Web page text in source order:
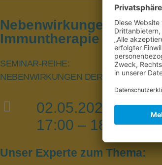
Nebenwirkungen der
Immuntherapie an den
SEMINAR-REIHE:
NEBENWIRKUNGEN DER
02.05.2023
17:00 – 18:30 Uhr
Unser Experte zum Thema: